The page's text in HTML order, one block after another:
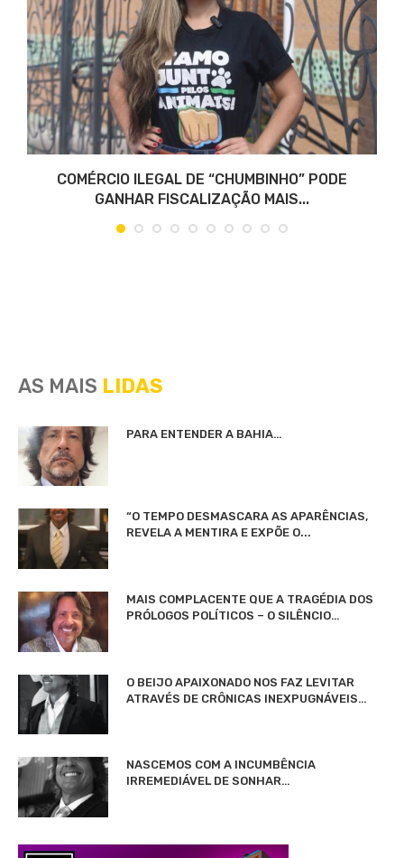
COMÉRCIO ILEGAL DE “CHUMBINHO” PODE
GANHAR FISCALIZAÇÃO MAIS...
AS MAIS LIDAS
PARA ENTENDER A BAHIA…
“O TEMPO DESMASCARA AS APARÊNCIAS,
REVELA A MENTIRA E EXPÕE O...
MAIS COMPLACENTE QUE A TRAGÉDIA DOS
PRÓLOGOS POLÍTICOS – O SILÊNCIO…
O BEIJO APAIXONADO NOS FAZ LEVITAR
ATRAVÉS DE CRÔNICAS INEXPUGNÁVEIS…
NASCEMOS COM A INCUMBÊNCIA
IRREMEDIÁVEL DE SONHAR…